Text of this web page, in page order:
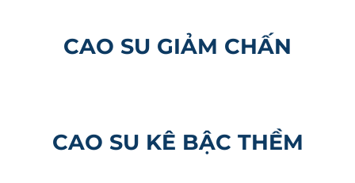
CAO SU GIẢM CHẤN
CAO SU KÊ BẬC THỀM